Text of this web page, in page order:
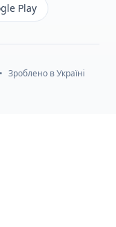
Play
• Зроблено в Україні